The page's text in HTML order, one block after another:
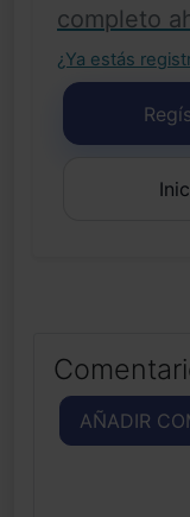
completo
¿Ya estás
AÑADIR